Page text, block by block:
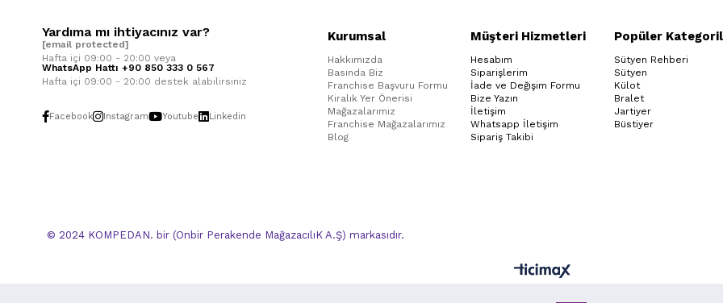
Yardıma mı ihtiyacınız var?
[email protected]
Hafta içi 09:00 - 20:00 veya
WhatsApp Hattı +90 850 333 0 567
Hafta içi 09:00 - 20:00 destek alabilirsiniz
Facebook Instagram Youtube Linkedin
Kurumsal
Hakkımızda
Basında Biz
Franchise Başvuru Formu
Kiralık Yer Önerisi
Mağazalarımız
Franchise Mağazalarımız
Blog
Müşteri Hizmetleri
Hesabım
Siparişlerim
İade ve Değişim Formu
Bize Yazın
İletişim
Whatsapp İletişim
Sipariş Takibi
Popüler
Sütyen Rehberi
Sütyen
Külot
Bralet
Jartiyer
Büstiyer
© 2024 KOMPEDAN. bir (Onbir Perakende MağazacılıK A.Ş) markasıdır.